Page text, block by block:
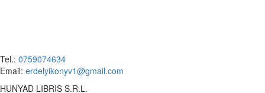
Tel.: 0759074634
Email: erdelyikonyv1@gmail.com
HUNYAD LIBRIS S.R.L.